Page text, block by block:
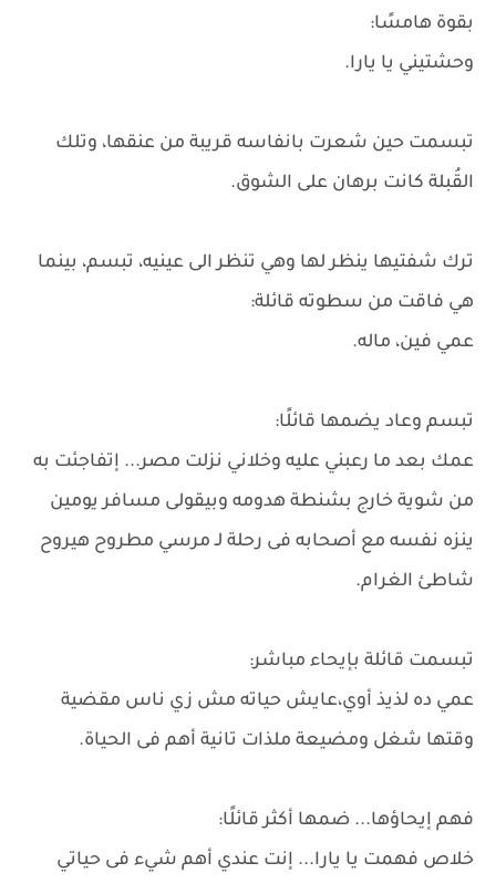
بقوة هامسًا:
وحشتيني يا يارا.
تبسمت حين شعرت بانفاسه قريبة من عنقها، وتلك
القُبلة كانت برهان على الشوق.
ترك شفتيها ينظر لها وهي تنظر الى عينيه، تبسم، بينما
هي فاقت من سطوته قائلة:
عمي فين، ماله.
تبسم وعاد يضمها قائلًا:
عمك بعد ما رعبني عليه وخلاني نزلت مصر... إتفاجئت به
من شوية خارج بشنطة هدومه وبيقولى مسافر يومين
ينزه نفسه مع أصحابه فى رحلة لـ مرسي مطروح هيروح
شاطئ الغرام.
تبسمت قائلة بإيحاء مباشر:
عمي ده لذيذ أوي،عايش حياته مش زي ناس مقضية
وقتها شغل ومضيعة ملذات تانية أهم فى الحياة.
فهم إيحاؤها... ضمها أكثر قائلًا:
خلاص فهمت يا يارا... إنت عندي أهم شيء فى حياتي